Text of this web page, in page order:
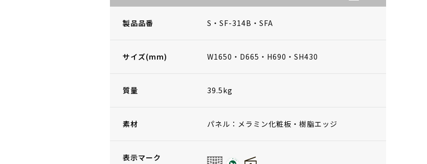
製品品番 S・SF-314B・SFA
サイズ(mm) W1650・D665・H690・SH430
質量 39.5kg
素材 パネル：メラミン化粧板・樹脂エッジ
表示マーク